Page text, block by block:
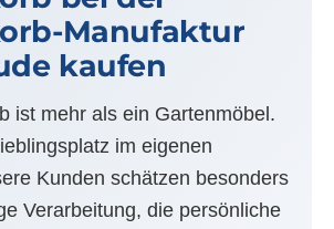
Manufaktur
kaufen
ist mehr als ein Gartenmöbel.
im eigenen
Kunden schätzen besonders
Verarbeitung, die persönliche